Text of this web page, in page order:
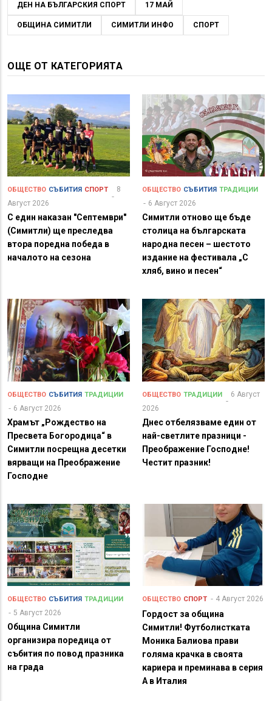
ДЕН НА БЪЛГАРСКИЯ СПОРТ 17 МАЙ
ОБЩИНА СИМИТЛИ СИМИТЛИ ИНФО СПОРТ
ОЩЕ ОТ КАТЕГОРИЯТА
ОБЩЕСТВО СЪБИТИЯ СПОРТ
8
Август 2026
С един наказан "Септември"
(Симитли) ще преследва
втора поредна победа в
началото на сезона
ОБЩЕСТВО СЪБИТИЯ ТРАДИЦИИ
6 Август 2026
Симитли отново ще бъде
столица на българската
народна песен – шестото
издание на фестивала „С
хляб, вино и песен“
ОБЩЕСТВО СЪБИТИЯ ТРАДИЦИИ
6 Август 2026
Храмът „Рождество на
Пресвета Богородица“ в
Симитли посрещна десетки
вярващи на Преображение
Господне
ОБЩЕСТВО ТРАДИЦИИ
6 Август
2026
Днес отбелязваме един от
най-светлите празници -
Преображение Господне!
Честит празник!
ОБЩЕСТВО СЪБИТИЯ ТРАДИЦИИ
5 Август 2026
Община Симитли
организира поредица от
събития по повод празника
на града
ОБЩЕСТВО СПОРТ 4 Август 2026
Гордост за община
Симитли! Футболистката
Моника Балиова прави
голяма крачка в своята
кариера и преминава в серия
А в Италия